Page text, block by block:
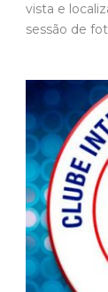
vista e
sessão de